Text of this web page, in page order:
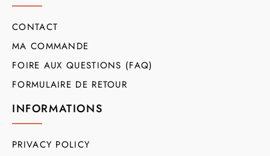
CONTACT
MA COMMANDE
FOIRE AUX QUESTIONS (FAQ)
FORMULAIRE DE RETOUR
INFORMATIONS
PRIVACY POLICY